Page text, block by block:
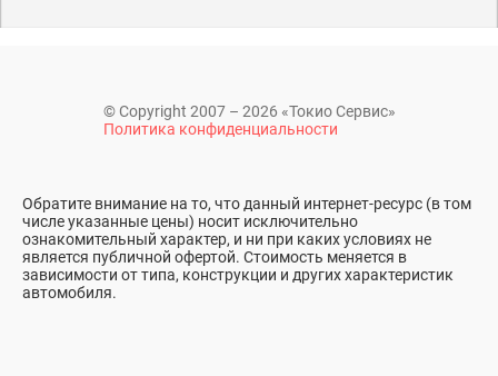
© Copyright 2007 – 2026 «Токио Сервис»
Политика конфиденциальности
Обратите внимание на то, что данный интернет-ресурс (в том
числе указанные цены) носит исключительно
ознакомительный характер, и ни при каких условиях не
является публичной офертой. Стоимость меняется в
зависимости от типа, конструкции и других характеристик
автомобиля.